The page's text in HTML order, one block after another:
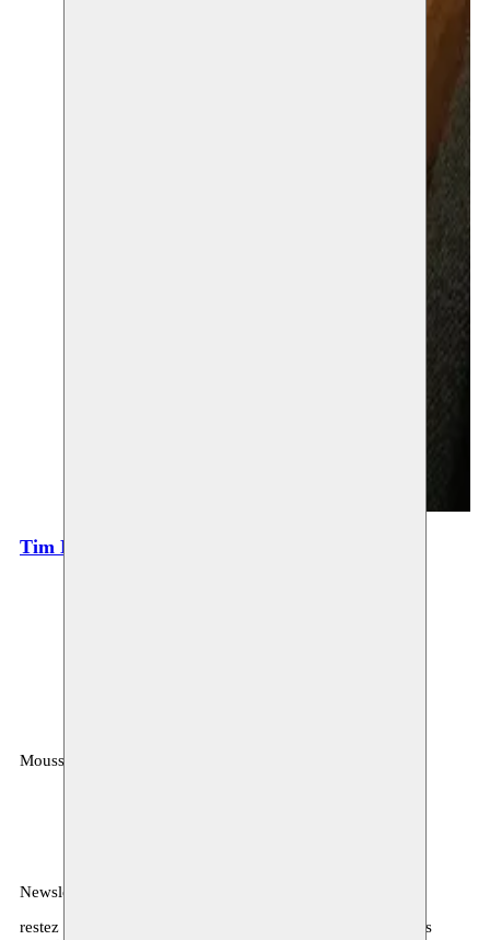
Tim Natens
Moussem
Newsletter
restez informé·es sur notre programme, l’agenda, et d’autres